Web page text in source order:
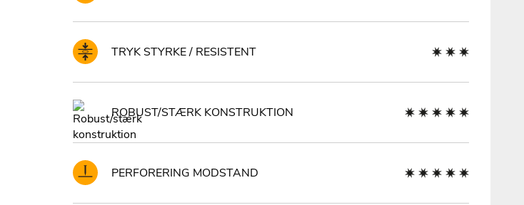
TRYK STYRKE / RESISTENT
ROBUST/STÆRK KONSTRUKTION
PERFORERING MODSTAND